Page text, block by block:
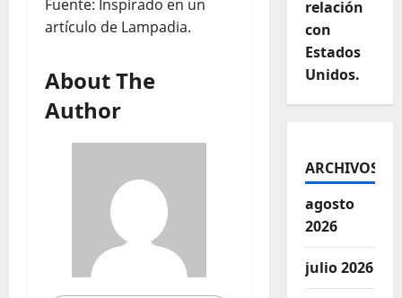
Fuente: Inspirado en un
artículo de Lampadia.
About The
Author
relación
con
Estados
Unidos.
ARCHIVOS
agosto
2026
julio 2026